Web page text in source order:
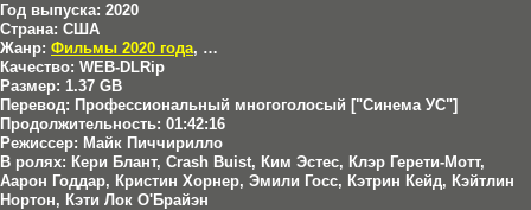
Год выпуска: 2020
Страна: США
Жанр: Фильмы 2020 года, Комедии
Качество: WEB-DLRip
Размер: 1.37 GB
Перевод: Профессиональный многоголосый ["Синема УС"]
Продолжительность: 01:42:16
Режиссер: Майк Пиччирилло
В ролях: Кери Блант, Crash Buist, Ким Эстес, Клэр Герети-Мотт,
Аарон Годдар, Кристин Хорнер, Эмили Госс, Кэтрин Кейд, Кэйтлин
Нортон, Кэти Лок О'Брайэн